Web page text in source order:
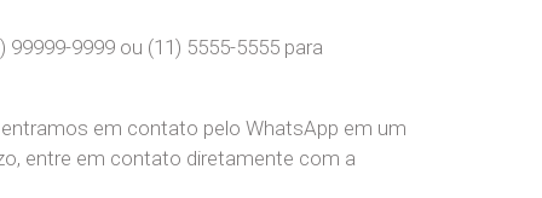
9999 ou (11) 5555-5555 para
em contato pelo WhatsApp em um
entre em contato diretamente com a